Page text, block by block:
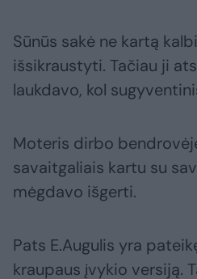
Sūnūs sakė ne kartą
išsikraustyti. Tačiau ji
laukdavo, kol
Moteris dirbo
savaitgaliais kartu su
mėgdavo išgerti.
Pats E.Augulis yra
kraupaus įvykio versiją.